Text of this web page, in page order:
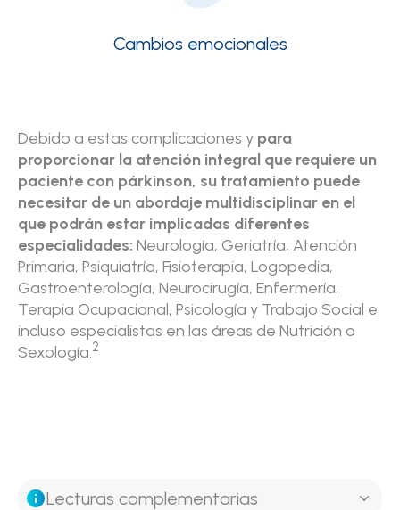
Cambios emocionales
Debido a estas complicaciones y para
proporcionar la atención integral que requiere un
paciente con párkinson, su tratamiento puede
necesitar de un abordaje multidisciplinar en el
que podrán estar implicadas diferentes
especialidades: Neurología, Geriatría, Atención
Primaria, Psiquiatría, Fisioterapia, Logopedia,
Gastroenterología, Neurocirugía, Enfermería,
Terapia Ocupacional, Psicología y Trabajo Social e
incluso especialistas en las áreas de Nutrición o
Sexología.2
Lecturas complementarias